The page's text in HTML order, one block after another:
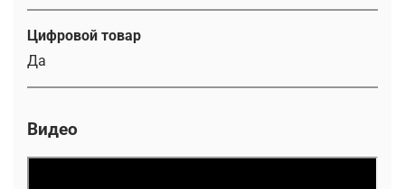
Цифровой товар
Да
Видео